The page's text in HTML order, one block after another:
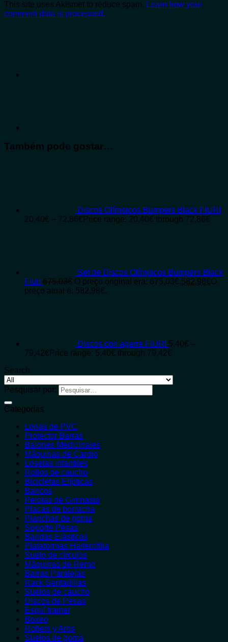
This site uses Akismet to reduce spam. Learn how your
comment data is processed.
Também pode gostar…
Discos Olímpicos Bumpers Black FIURI
20,40€ – 72,86€ Price range: 20,40€ through 72,86€
Set de Discos Olímpicos Bumpers Black
Fiuri 675,03€ O preço original era: 675,03€.582,98€O
preço atual é: 582,98€.
Discos con agarre FIURI 5,40€ –
79,42€ Price range: 5,40€ through 79,42€
Search
Pesquisar por:
Categorías
Lonas de PVC
Protector Barras
Balones Medicinales
Máquinas de Cardio
Losetas infantiles
Rollos de caucho
Bicicletas Elípticas
Bancos
Pelotas de Gimnasia
Placas de borracha
Planchas de goma
Soporte Pesas
Bandas Elásticas
Plataformas Halterofilia
Suelo de círculos
Máquinas de Remo
Barras Paralelas
Rack Sentadillas
Suelos de caucho
Discos de Pesas
Esquí trainer
Boxeo
Rollers y Aros
Suelos de goma